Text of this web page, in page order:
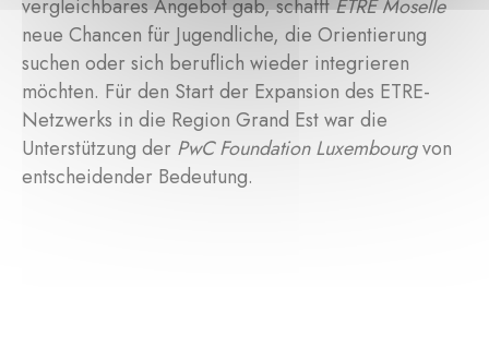
vergleichbares Angebot gab, schafftETRE Moselle
neue Chancen für Jugendliche, die Orientierung
suchen oder sich beruflich wieder integrieren
möchten. Für den Start der Expansion des ETRE-
Netzwerks in die Region Grand Est war die
Unterstützung der PwC Foundation Luxembourgvon
entscheidender Bedeutung.